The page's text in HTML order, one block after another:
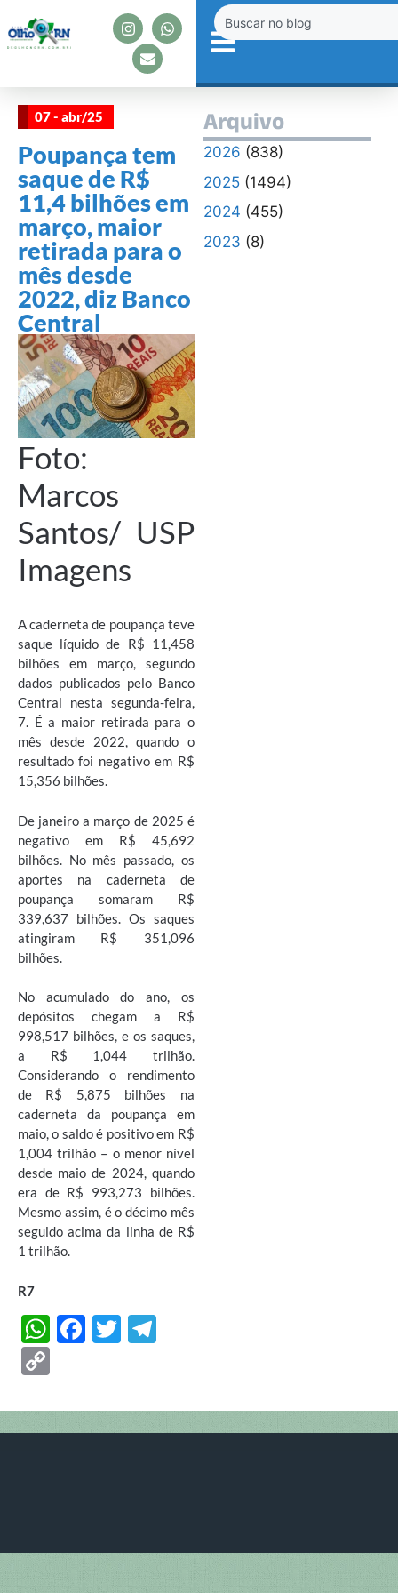
07 - abr/25
Poupança tem
saque de R$
11,4 bilhões em
março, maior
retirada para o
mês desde
2022, diz Banco
Central
Foto:
Marcos
Santos/ USP
Imagens
A caderneta de poupança teve
saque líquido de R$ 11,458
bilhões em março, segundo
dados publicados pelo Banco
Central nesta segunda-feira,
7. É a maior retirada para o
mês desde 2022, quando o
resultado foi negativo em R$
15,356 bilhões.
De janeiro a março de 2025 é
negativo em R$ 45,692
bilhões. No mês passado, os
aportes na caderneta de
poupança somaram R$
339,637 bilhões. Os saques
atingiram R$ 351,096
bilhões.
No acumulado do ano, os
depósitos chegam a R$
998,517 bilhões, e os saques,
a R$ 1,044 trilhão.
Considerando o rendimento
de R$ 5,875 bilhões na
caderneta da poupança em
maio, o saldo é positivo em R$
1,004 trilhão – o menor nível
desde maio de 2024, quando
era de R$ 993,273 bilhões.
Mesmo assim, é o décimo mês
seguido acima da linha de R$
1 trilhão.
R7
W
s
A
F
b
o
T
er gr
a
p
Arquivo
2026 (838)
2025(1494)
2024 (455)
2023 (8)